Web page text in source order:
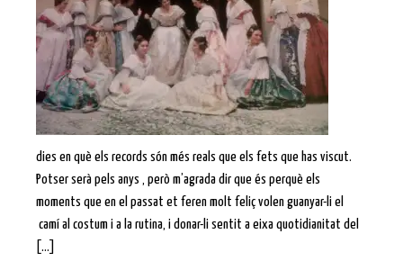
dies en què els records són més reals que els fets que has viscut.
Potser serà pels anys , però m’agrada dir que és perquè els
moments que en el passat et feren molt feliç volen guanyar-li el
camí al costum i a la rutina, i donar-li sentit a eixa quotidianitat del
[…]